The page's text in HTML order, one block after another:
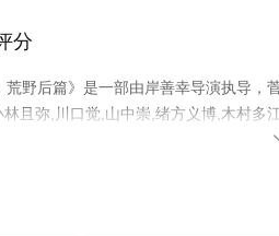
分
荒野后篇》是一部由岸善幸导演执导
且弥,川口觉,山中崇,绪方义博,木村
大全来上星空影视就够了，更多相关信